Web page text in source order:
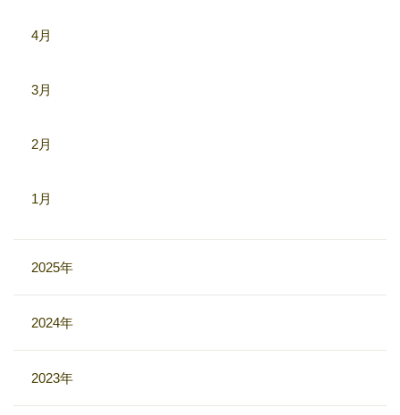
4月
3月
2月
1月
2025年
2024年
2023年